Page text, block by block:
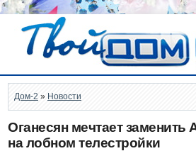
Дом-2 » Новости
Оганесян мечтает заменить
на лобном телестройки